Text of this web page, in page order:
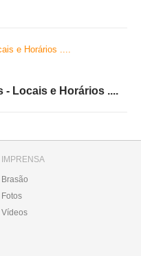
- Locais e Horários ....
IMPRENSA
Brasão
Fotos
Vídeos